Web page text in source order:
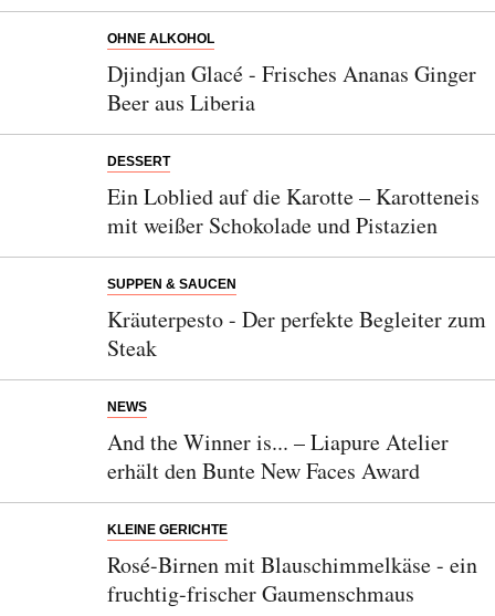
OHNE ALKOHOL
Djindjan Glacé - Frisches Ananas Ginger
Beer aus Liberia
DESSERT
Ein Loblied auf die Karotte – Karotteneis
mit weißer Schokolade und Pistazien
SUPPEN & SAUCEN
Kräuterpesto - Der perfekte Begleiter zum
Steak
NEWS
And the Winner is... – Liapure Atelier
erhält den Bunte New Faces Award
KLEINE GERICHTE
Rosé-Birnen mit Blauschimmelkäse - ein
fruchtig-frischer Gaumenschmaus
Abonnieren Sie unseren Newsletter
Entdecken Sie jede Woche neue schöne
Orte, handverlesene Geheimtipps und
einzigartige Reisen.
neuen Beiträgen. DieDatenschutzerklärung
zur Kenntnis genommen und akzeptiere diese.